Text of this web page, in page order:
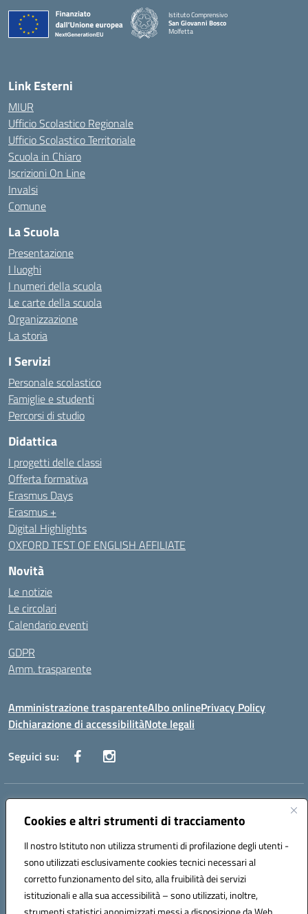
Cookies e altri strumenti di tracciamento
Il nostro Istituto non utilizza strumenti di profilazione degli utenti -
sono utilizzati esclusivamente cookies tecnici necessari al
corretto funzionamento del sito, alla fruibilità dei servizi
istituzionali e alla sua accessibilità – sono utilizzati, inoltre,
Istituto Comprensivo
San Giovanni Bosco
Molfetta
Link Esterni
MIUR
Ufficio Scolastico Regionale
Ufficio Scolastico Territoriale
Scuola in Chiaro
Iscrizioni On Line
Invalsi
Comune
La Scuola
Presentazione
I luoghi
I numeri della scuola
Le carte della scuola
Organizzazione
La storia
I Servizi
Personale scolastico
Famiglie e studenti
Percorsi di studio
Didattica
I progetti delle classi
Offerta formativa
Erasmus Days
Erasmus +
Digital Highlights
OXFORD TEST OF ENGLISH AFFILIATE
Novità
Le notizie
Le circolari
Calendario eventi
GDPR
Amm. trasparente
Amministrazione trasparenteAlbo onlinePrivacy Policy
Dichiarazione di accessibilitàNote legali
Seguici su:
Indirizzo:
Centralino:+39 080 2446680 Email:baic882008@istruzione.it
Codice fiscale: 80023470729
Codice meccanografico:
BAIC882008
Codice unico di fatturazione (CUF): UFEUNT